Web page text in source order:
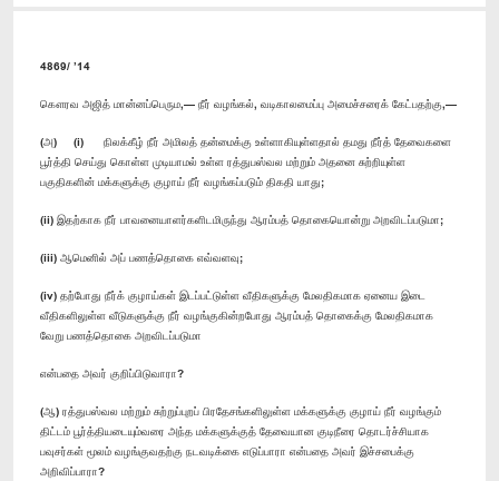
4869/ ’14
கௌரவ அஜித் மான்னப்பெரும,— நீர் வழங்கல், வடிகாலமைப்பு அமைச்சரைக் கேட்பதற்கு,—
(அ) (i) நிலக்கீழ் நீர் அமிலத் தன்மைக்கு உள்ளாகியுள்ளதால் தமது நீர்த் தேவைகளை
பூர்த்தி செய்து கொள்ள முடியாமல் உள்ள ரத்துபஸ்வல மற்றும் அதனை சுற்றியுள்ள
பகுதிகளின் மக்களுக்கு குழாய் நீர் வழங்கப்படும் திகதி யாது;
(ii) இதற்காக நீர் பாவனையாளர்களிடமிருந்து ஆரம்பத் தொகையொன்று அறவிடப்படுமா;
(iii) ஆமெனில் அப் பணத்தொகை எவ்வளவு;
(iv) தற்போது நீர்க் குழாய்கள் இடப்பட்டுள்ள வீதிகளுக்கு மேலதிகமாக ஏனைய இடை
வீதிகளிலுள்ள வீடுகளுக்கு நீர் வழங்குகின்றபோது ஆரம்பத் தொகைக்கு மேலதிகமாக
வேறு பணத்தொகை அறவிடப்படுமா
என்பதை அவர் குறிப்பிடுவாரா?
(ஆ) ரத்துபஸ்வல மற்றும் சுற்றுப்புறப் பிரதேசங்களிலுள்ள மக்களுக்கு குழாய் நீர் வழங்கும்
திட்டம் பூர்த்தியடையும்வரை அந்த மக்களுக்குத் தேவையான குடிநீரை தொடர்ச்சியாக
பவுசர்கள் மூலம் வழங்குவதற்கு நடவடிக்கை எடுப்பாரா என்பதை அவர் இச்சபைக்கு
அறிவிப்பாரா?